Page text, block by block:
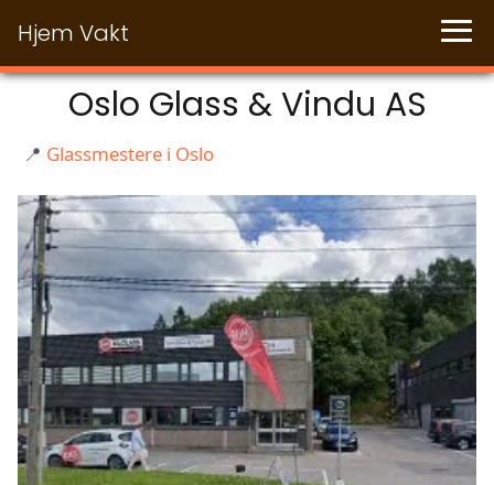
Hjem Vakt
Oslo Glass & Vindu AS
📍 Glassmestere i Oslo